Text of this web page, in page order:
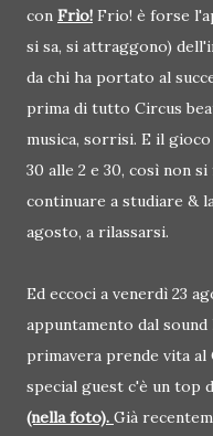
con Frìo! Frio! è forse
si sa, si attraggono)
da chi ha portato al
prima di tutto Circus
musica, sorrisi. E il
30 alle 2 e 30, così non
continuare a studiare &
agosto, a rilassarsi.
Ed eccoci a venerdì 23
appuntamento dal
primavera prende vita al
special guest c'è un top
(nella foto). Già